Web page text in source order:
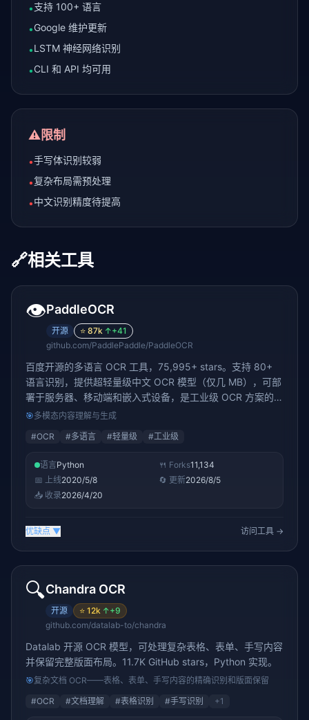
•支持 100+ 语言
•Google 维护更新
•LSTM 神经网络识别
•CLI 和 API 均可用
⚠️限制
•手写体识别较弱
•复杂布局需预处理
•中文识别精度待提高
🔗相关工具
👁️PaddleOCR
开源 ⭐ 87k ↑+41
github.com/PaddlePaddle/PaddleOCR
百度开源的多语言 OCR 工具，75,995+ stars。支持 80+
语言识别，提供超轻量级中文 OCR 模型（仅几 MB），可部
署于服务器、移动端和嵌入式设备，是工业级 OCR 方案的首
选
🎯多模态内容理解与生成
#OCR #多语言 #轻量级 #工业级
语言Python 🍴 Forks11,134
📅 上线2020/5/8 🔄 更新2026/8/5
📥 收录2026/4/20
优缺点 ▼ 访问工具 →
🔍Chandra OCR
开源 ⭐ 12k ↑+9
github.com/datalab-to/chandra
Datalab 开源 OCR 模型，可处理复杂表格、表单、手写内容
并保留完整版面布局。11.7K GitHub stars，Python 实现。
🎯复杂文档 OCR——表格、表单、手写内容的精确识别和版面保留
#OCR #文档理解 #表格识别 #手写识别 +1